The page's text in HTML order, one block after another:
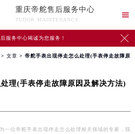
重庆帝舵售后服务中心
TUDOR MAINTENANCE

服务中心竭诚为您服务！ 
> 文章 > 帝舵手表出现停走怎么处理(手表停走故障原
理(手表停走故障原因及解决方法)
一位帝舵手表出现停走怎么处理相关领域的专家，我